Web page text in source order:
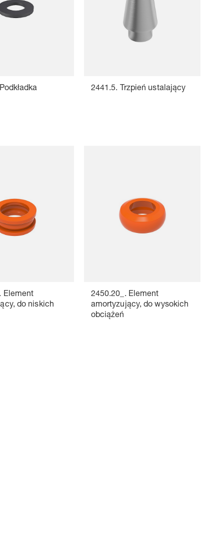
2441.5. Trzpień ustalający
Element
do niskich
2450.20_. Element
amortyzujący, do wysokich
obciążeń